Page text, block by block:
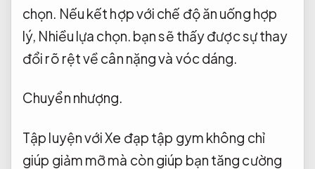
chọn. Nếu kết hợp với chế độ ăn uống hợp
lý, Nhiều lựa chọn. bạn sẽ thấy được sự thay
đổi rõ rệt về cân nặng và vóc dáng.
Chuyển nhượng.
Tập luyện với Xe đạp tập gym không chỉ
giúp giảm mỡ mà còn giúp bạn tăng cường